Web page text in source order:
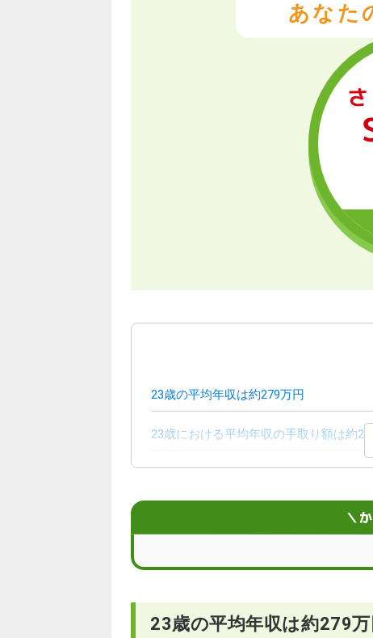
あなた
23歳の平均年収は約279万円
23歳における平均年収の手取り額は約
＼
23歳の平均年収は約279万